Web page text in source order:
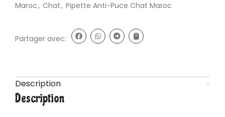
Maroc, Chat, Pipette Anti-Puce Chat Maroc
Partager avec:
Description
Description